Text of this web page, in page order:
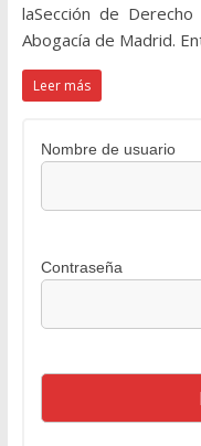
laSección de
Abogacía de Madrid.
Leer más
Nombre de usuario
Contraseña